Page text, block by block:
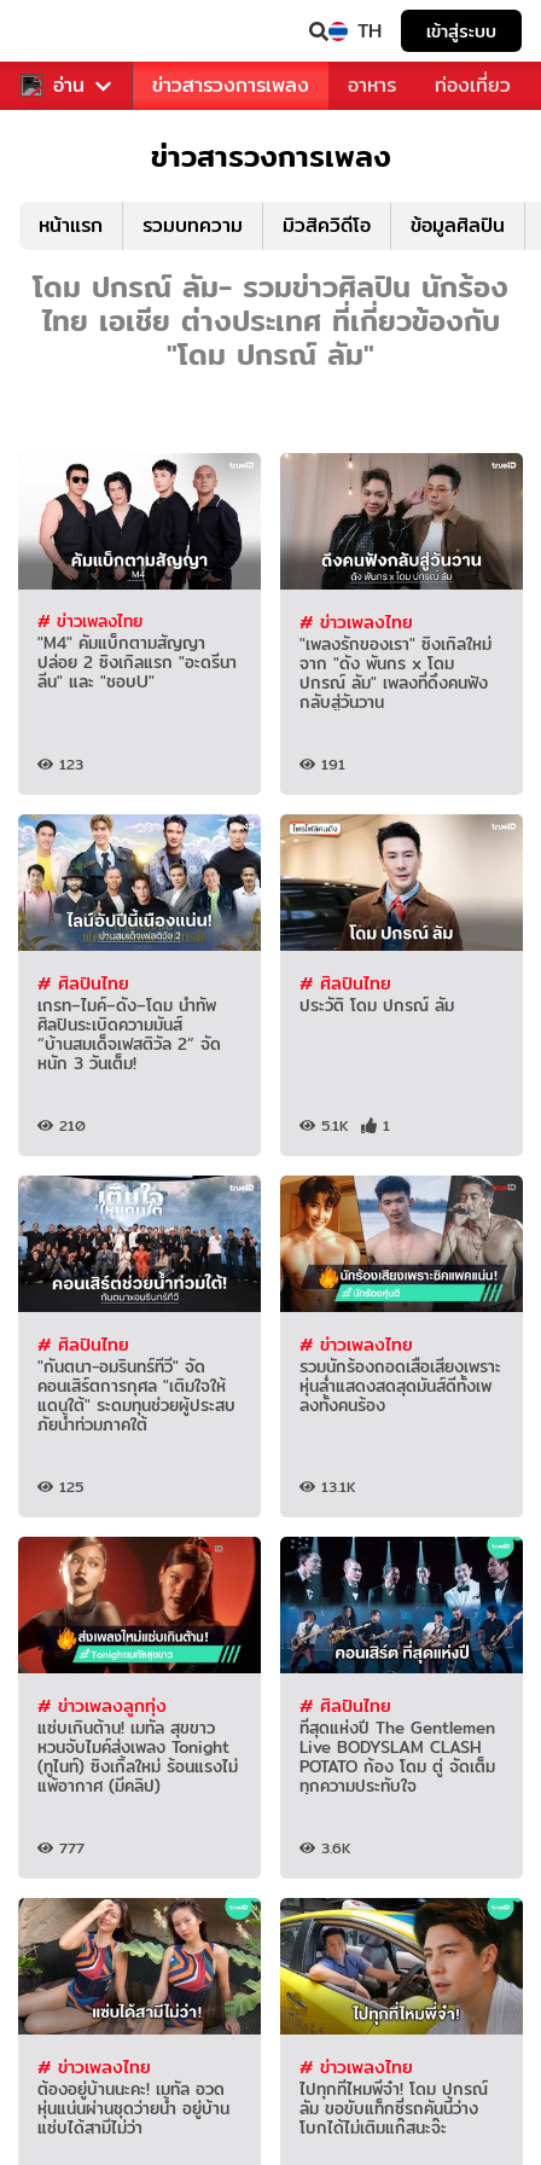
TH เข้าสู่ระบบ
อ่าน
ข่าวบันเทิง ข่าวสารวงการเพลง อาหาร ท่องเที่ยว
ข่าวสารวงการเพลง
หน้าแรก รวมบทความ มิวสิควิดีโอ ข้อมูลศิลปิน
โดม ปกรณ์ ลัม- รวมข่าวศิลปิน นักร้อง
ไทย เอเชีย ต่างประเทศ ที่เกี่ยวข้องกับ
"โดม ปกรณ์ ลัม"
# ข่าวเพลงไทย
"M4" คัมแบ็กตามสัญญา
ปล่อย 2 ซิงเกิลแรก "อะดรีนา
ลีน" และ "ชอบU"
123
# ข่าวเพลงไทย
"เพลงรักของเรา" ซิงเกิลใหม่
จาก "ดัง พันกร x โดม
ปกรณ์ ลัม" เพลงที่ดึงคนฟัง
กลับสู่วันวาน
191
# ศิลปินไทย
เกรท–ไมค์–ดัง–โดม นำทัพ
ศิลปินระเบิดความมันส์
“บ้านสมเด็จเฟสติวัล 2” จัด
หนัก 3 วันเต็ม!
210
# ศิลปินไทย
ประวัติ โดม ปกรณ์ ลัม
5.1K 1
# ศิลปินไทย
"กันตนา-อมรินทร์ทีวี" จัด
คอนเสิร์ตการกุศล "เติมใจให้
แดนใต้" ระดมทุนช่วยผู้ประสบ
ภัยน้ำท่วมภาคใต้
125
# ข่าวเพลงไทย
รวมนักร้องถอดเสื้อเสียงเพราะ
หุ่นล่ำแสดงสดสุดมันส์ดีทั้งเพ
ลงทั้งคนร้อง
13.1K
# ข่าวเพลงลูกทุ่ง
แซ่บเกินต้าน! เมทัล สุขขาว
หวนจับไมค์ส่งเพลง Tonight
(ทูไนท์) ซิงเกิ้ลใหม่ ร้อนแรงไม่
แพ้อากาศ (มีคลิป)
777
# ศิลปินไทย
ที่สุดแห่งปี The Gentlemen
Live BODYSLAM CLASH
POTATO ก้อง โดม ตู่ จัดเต็ม
ทุกความประทับใจ
3.6K
# ข่าวเพลงไทย
ต้องอยู่บ้านนะคะ! เมทัล อวด
หุ่นแน่นผ่านชุดว่ายน้ำ อยู่บ้าน
แซ่บได้สามีไม่ว่า
# ข่าวเพลงไทย
ไปทุกที่ไหมพี่จ๋า! โดม ปกรณ์
ลัม ขอขับแท็กซี่รถคันนี้ว่าง
โบกได้ไม่เติมแก๊สนะจ๊ะ